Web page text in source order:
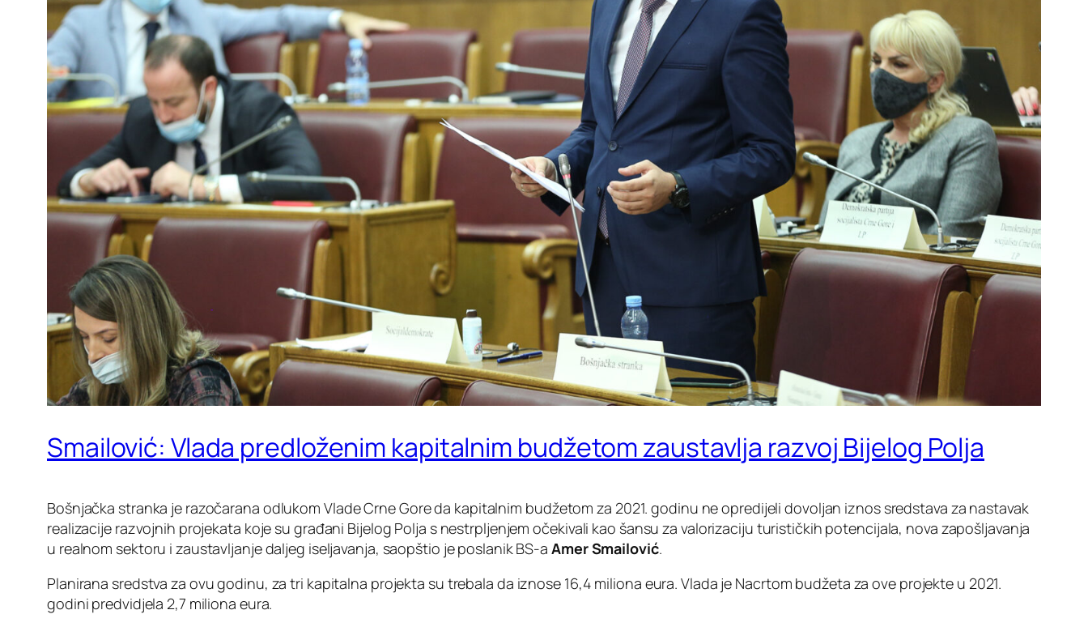
Smailović: Vlada predloženim kapitalnim budžetom zaustavlja razvoj Bijelog Polja
Bošnjačka stranka je razočarana odlukom Vlade Crne Gore da kapitalnim budžetom za 2021. godinu ne opredijeli dovoljan iznos sredstava za nastavak
realizacije razvojnih projekata koje su građani Bijelog Polja s nestrpljenjem očekivali kao šansu za valorizaciju turističkih potencijala, nova zapošljavanja
u realnom sektoru i zaustavljanje daljeg iseljavanja, saopštio je poslanik BS-aAmer Smailović.
Planirana sredstva za ovu godinu, za tri kapitalna projekta su trebala da iznose 16,4 miliona eura. Vlada je Nacrtom budžeta za ove projekte u 2021.
godini predvidjela 2,7 miliona eura.